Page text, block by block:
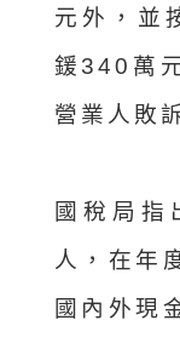
元外，並
鍰340萬
營業人敗
國稅局指
人，在年
國內外現